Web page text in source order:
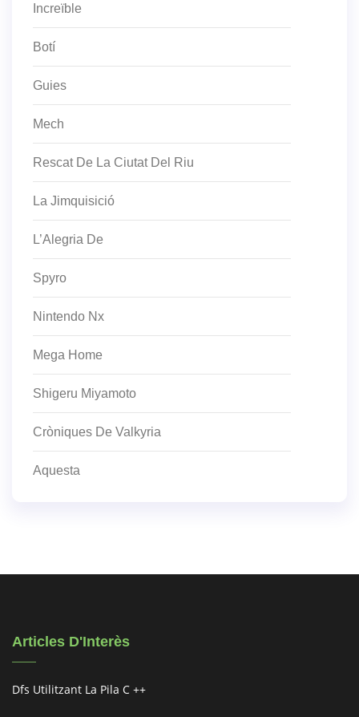
Increïble
Botí
Guies
Mech
Rescat De La Ciutat Del Riu
La Jimquisició
L’Alegria De
Spyro
Nintendo Nx
Mega Home
Shigeru Miyamoto
Cròniques De Valkyria
Aquesta
Articles D'Interès
Dfs Utilitzant La Pila C ++